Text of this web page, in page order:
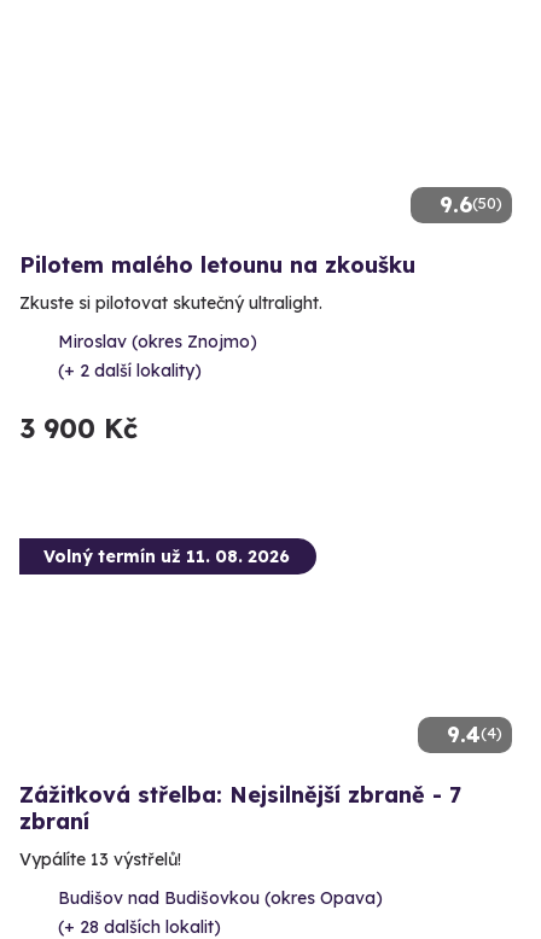
9.6(50)
Pilotem malého letounu na zkoušku
Zkuste si pilotovat skutečný ultralight.
Miroslav (okres Znojmo)
(+ 2 další lokality)
3 900 Kč
9.4(4)
Volný termín už 11. 08. 2026
Zážitková střelba: Nejsilnější zbraně - 7
zbraní
Vypálíte 13 výstřelů!
Budišov nad Budišovkou (okres Opava)
(+ 28 dalších lokalit)